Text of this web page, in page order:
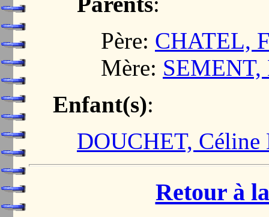
Père: CHATEL,
Mère:
Enfant(s):
DOUCHET, Céline
Retour à